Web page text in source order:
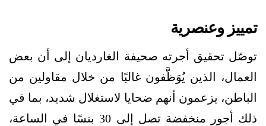
تمييز وعنصرية
توصّل تحقيق أجرته صحيفة الغارديان إلى أن بعض
العمال، الذين يُوَظَّفون غالبًا من خلال مقاولين من
الباطن، يزعمون أنهم ضحايا لاستغلال شديد، بما في
ذلك أجور منخفضة تصل إلى 30 بنسًا في الساعة،